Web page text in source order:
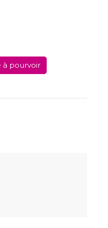
à pourvoir